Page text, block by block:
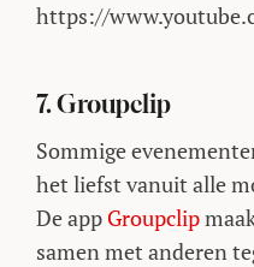
https://
7. Groupclip
Sommige
het liefst vanuit alle
De app Groupclip
samen met anderen